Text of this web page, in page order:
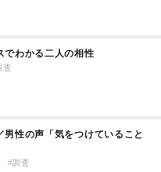
でわかる二人の相性
査
性の声「気をつけていること
調査